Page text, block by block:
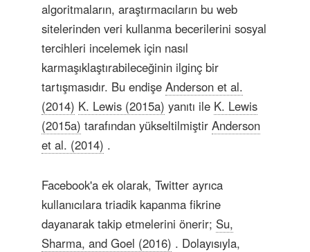
algoritmaların, araştırmacıların bu web
sitelerinden veri kullanma becerilerini sosyal
tercihleri ​​incelemek için nasıl
karmaşıklaştırabileceğinin ilginç bir
tartışmasıdır. Bu endişe Anderson et al.
(2014) K. Lewis (2015a) yanıtı ile K. Lewis
(2015a) tarafından yükseltilmiştir Anderson
et al. (2014) .
Facebook'a ek olarak, Twitter ayrıca
kullanıcılara triadik kapanma fikrine
dayanarak takip etmelerini önerir; Su,
Sharma, and Goel (2016) . Dolayısıyla,